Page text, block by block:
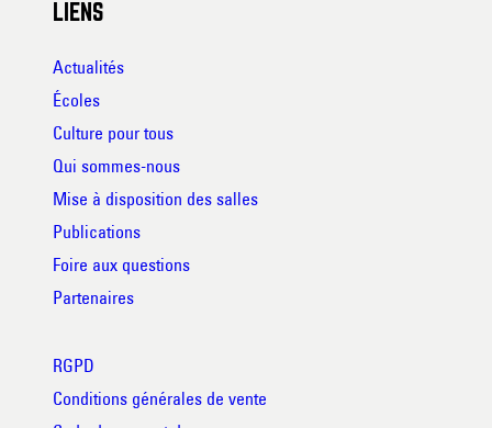
LIENS
Actualités
Écoles
Culture pour tous
Qui sommes-nous
Mise à disposition des salles
Publications
Foire aux questions
Partenaires
RGPD
Conditions générales de vente